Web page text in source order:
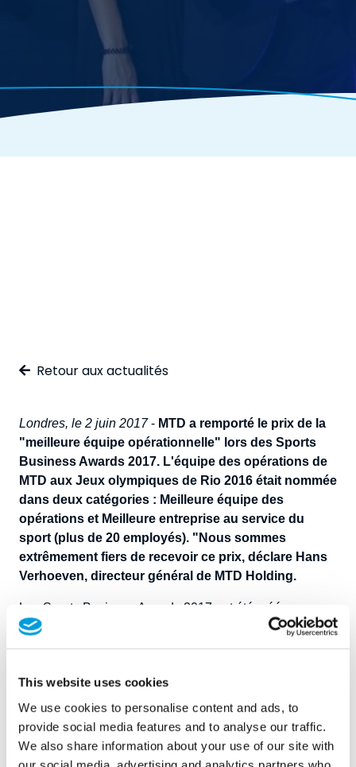
This website uses cookies
We use cookies to personalise content and ads, to
provide social media features and to analyse our traffic.
We also share information about your use of our site with
Retour aux actualités
Londres, le 2 juin 2017- MTD a remporté le prix de la
"meilleure équipe opérationnelle" lors des Sports
Business Awards 2017. L'équipe des opérations de
MTD aux Jeux olympiques de Rio 2016 était nommée
dans deux catégories : Meilleure équipe des
opérations et Meilleure entreprise au service du
sport (plus de 20 employés). "Nous sommes
extrêmement fiers de recevoir ce prix, déclare Hans
Verhoeven, directeur général de MTD Holding.
Les Sports Business Awards 2017 ont été créés pour
célébrer le travail acharné et les réussites des individus
et des équipes qui rendent le succès sportif possible ;
administrateurs, les conseillers, les technologues, les
spécialistes du marketing et les nombreuses entreprises
qui veillent à ce que les affaires du sport se déroulent
avec succès. Le jury est composé de chefs d'entreprise
de tous les sports, ainsi que de personnes dont les